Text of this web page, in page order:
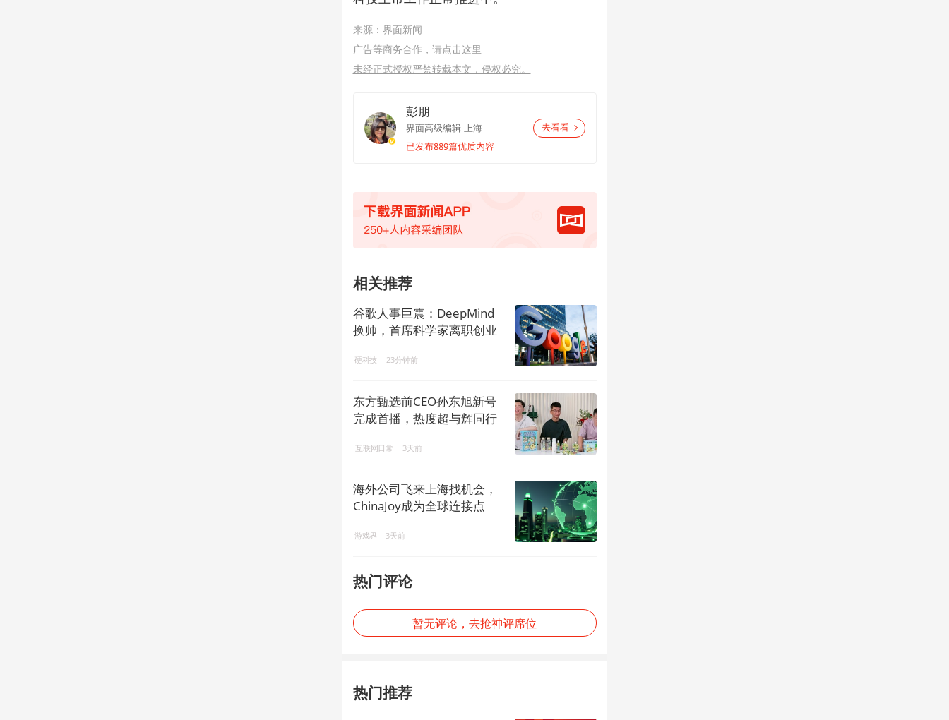
来源：界面新闻
广告等商务合作， 请点击这里
未经正式授权严禁转载本文，侵权必究。
彭朋
界面高级编辑 上海
已发布889篇优质内容
去看看
相关推荐
谷歌人事巨震：DeepMind
换帅，首席科学家离职创业
硬科技 23分钟前
东方甄选前CEO孙东旭新号
完成首播，热度超与辉同行
互联网日常 3天前
海外公司飞来上海找机会，
ChinaJoy成为全球连接点
游戏界 3天前
热门评论
暂无评论，去抢神评席位
热门推荐